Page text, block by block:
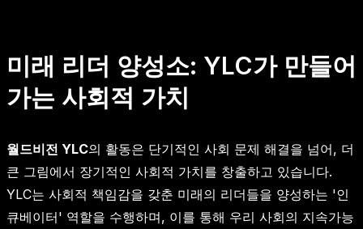
미래 리더 양성소: YLC가 만들어
가는 사회적 가치
월드비전 YLC의 활동은 단기적인 사회 문제 해결을 넘어, 더
큰 그림에서 장기적인 사회적 가치를 창출하고 있습니다.
YLC는 사회적 책임감을 갖춘 미래의 리더들을 양성하는 '인
큐베이터' 역할을 수행하며, 이를 통해 우리 사회의 지속가능